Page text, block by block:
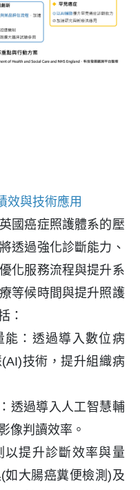
效與技術應用
國癌症照護體系的壓
透過強化診斷能力、
化服務流程與提升系
等候時間與提升照護
：
：透過導入數位病
技術，提升組織病
透過導入人工智慧輔
像判讀效率。
提升診斷效率與量
如大腸癌糞便檢測)及